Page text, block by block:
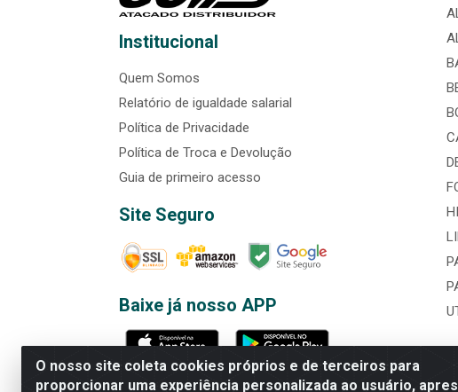
O nosso site coleta cookies próprios e de terceiros para
proporcionar uma experiência personalizada ao usuário,
Institucional
Quem Somos
Relatório de igualdade salarial
Política de Privacidade
Política de Troca e Devolução
Guia de primeiro acesso
Site Seguro
Baixe já nosso APP